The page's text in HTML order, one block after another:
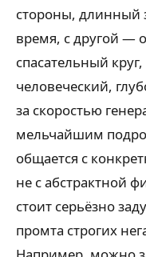
стороны, длинный
время, с другой —
спасательный
человеческий,
за скоростью
мельчайшим
общается с
не с абстрактной
стоит серьёзно
промта строгих